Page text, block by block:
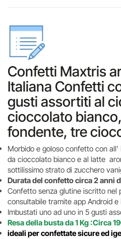
Confetti Maxtris
Italiana Confetti
gusti assortiti al
cioccolato
fondente, tre
Morbido e goloso confetto con
da cioccolato bianco e al latte
sottilissimo strato di zucchero
Durata del confetto circa 2 anni
Confetto senza glutine iscritto nel
consultabile tramite app Android e
Imbustati uno ad uno in 5 gusti
Resa della busta da 1 Kg :Circa
ideali per confettate sicure ed